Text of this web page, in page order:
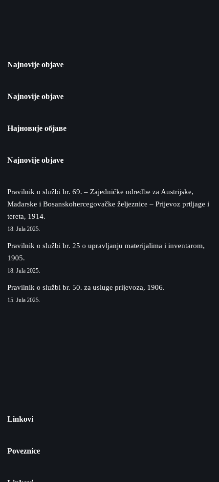
Najnovije objave
Najnovije objave
Најновије објаве
Najnovije objave
Pravilnik o službi br. 69. – Zajedničke odredbe za Austrijske,
Mađarske i Bosanskohercegovačke željeznice – Prijevoz prtljage i
tereta, 1914.
18. Jula 2025.
Pravilnik o službi br. 25 o upravljanju materijalima i inventarom,
1905.
18. Jula 2025.
Pravilnik o službi br. 50. za usluge prijevoza, 1906.
15. Jula 2025.
Linkovi
Poveznice